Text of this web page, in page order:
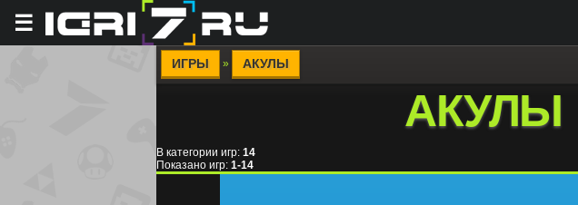
☰
ИГРЫ » АКУЛЫ
АКУЛЫ
В категории игр: 14
Показано игр: 1-14